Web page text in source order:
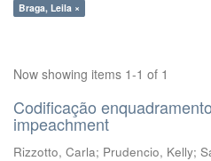
Braga, Leila ×
Now showing items 1-1 of 1
Codificação
impeachment
Rizzotto, Carla; Prudencio, Kelly;